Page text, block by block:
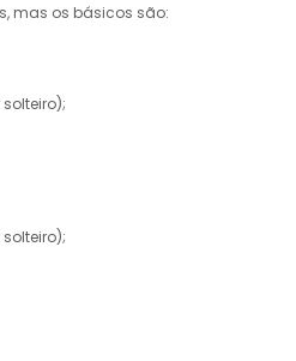
mas os básicos são: